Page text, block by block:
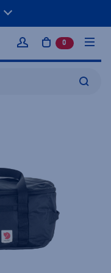
Kirjaudu sisään
0 tuotetta